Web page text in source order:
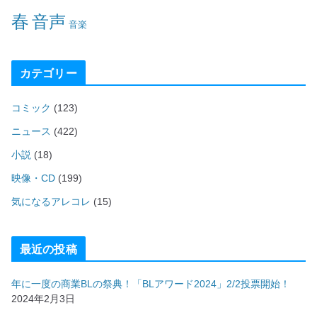
春音声 音楽
カテゴリー
コミック (123)
ニュース (422)
小説 (18)
映像・CD (199)
気になるアレコレ (15)
最近の投稿
年に一度の商業BLの祭典！「BLアワード2024」2/2投票開始！
2024年2月3日